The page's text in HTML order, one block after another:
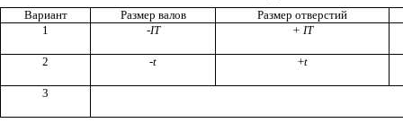
Вариант Размер валов
Размер отверстий
1
-IT + IT
2 -t +t
3